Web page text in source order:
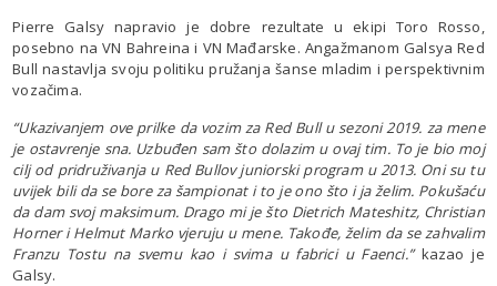
Pierre Galsy napravio je dobre rezultate u ekipi Toro Rosso,
posebno na VN Bahreina i VN Mađarske. Angažmanom Galsya Red
Bull nastavlja svoju politiku pružanja šanse mladim i perspektivnim
vozačima.
“Ukazivanjem ove prilke da vozim za Red Bull u sezoni 2019. za mene
je ostavrenje sna. Uzbuđen sam što dolazim u ovaj tim. To je bio moj
cilj od pridruživanja u Red Bullov juniorski program u 2013. Oni su tu
uvijek bili da se bore za šampionat i to je ono što i ja želim. Pokušaću
da dam svoj maksimum. Drago mi je što Dietrich Mateshitz, Christian
Horner i Helmut Marko vjeruju u mene. Takođe, želim da se zahvalim
Franzu Tostu na svemu kao i svima u fabrici u Faenci.”kazao je
Galsy.